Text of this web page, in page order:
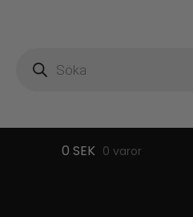
0 SEK 0 varor